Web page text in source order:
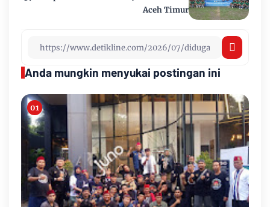
Aceh Timur
Anda mungkin menyukai postingan ini